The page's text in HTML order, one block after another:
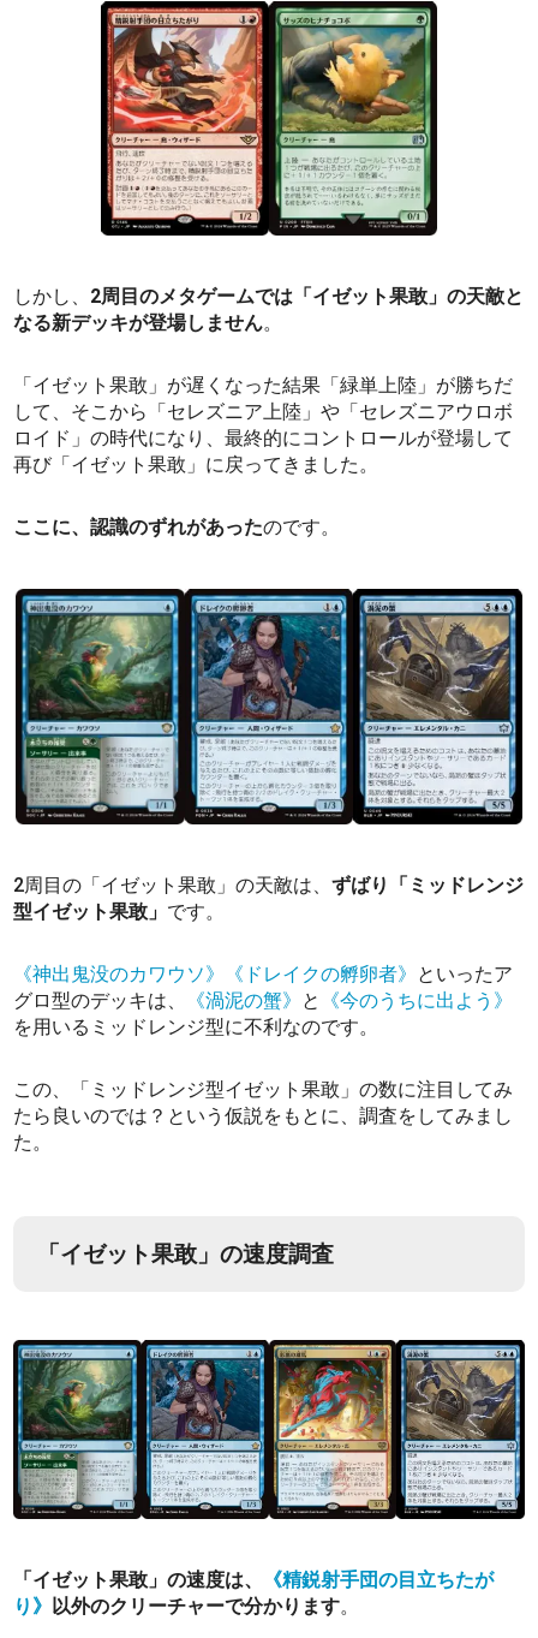
しかし、 2周目のメタゲームでは「イゼット果敢」の天敵と
なる新デッキが登場しません。
「イゼット果敢」が遅くなった結果「緑単上陸」が勝ちだ
して、そこから「セレズニア上陸」や「セレズニアウロボ
ロイド」の時代になり、最終的にコントロールが登場して
再び「イゼット果敢」に戻ってきました。
ここに、認識のずれがあったのです。
2周目の「イゼット果敢」の天敵は、ずばり「ミッドレンジ
型イゼット果敢」 です。
《神出鬼没のカワウソ》 《ドレイクの孵卵者》 といったア
グロ型のデッキは、
《渦泥の蟹》 と
《今のうちに出よう》
を用いるミッドレンジ型に不利なのです。
この、「ミッドレンジ型イゼット果敢」の数に注目してみ
たら良いのでは？という仮説をもとに、調査をしてみまし
た。
「イゼット果敢」の速度調査
「イゼット果敢」の速度は、
《精鋭射手団の目立ちたが
り》 以外のクリーチャーで分かります。